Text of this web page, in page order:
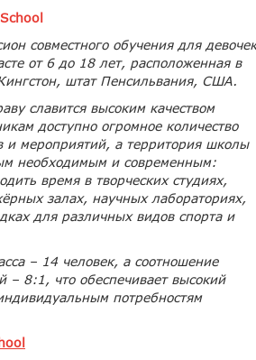
School
совместного обучения для девочек
от 6 до 18 лет, расположенная в
штат Пенсильвания, США.
славится высоким качеством
доступно огромное количество
и мероприятий, а территория школы
необходимым и современным:
время в творческих студиях,
залах, научных лабораториях,
для различных видов спорта и
– 14 человек, а соотношение
– 8:1, что обеспечивает высокий
потребностям